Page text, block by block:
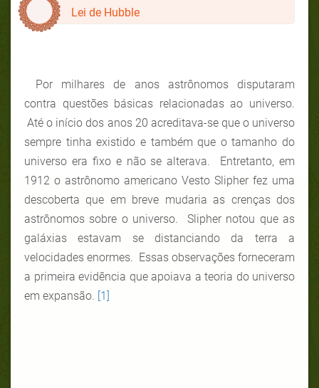
Lei de Hubble
Por milhares de anos astrônomos disputaram
contra questões básicas relacionadas ao universo.
Até o início dos anos 20 acreditava-se que o universo
sempre tinha existido e também que o tamanho do
universo era fixo e não se alterava. Entretanto, em
1912 o astrônomo americano Vesto Slipher fez uma
descoberta que em breve mudaria as crenças dos
astrônomos sobre o universo. Slipher notou que as
galáxias estavam se distanciando da terra a
velocidades enormes. Essas observações forneceram
a primeira evidência que apoiava a teoria do universo
em expansão. [1]